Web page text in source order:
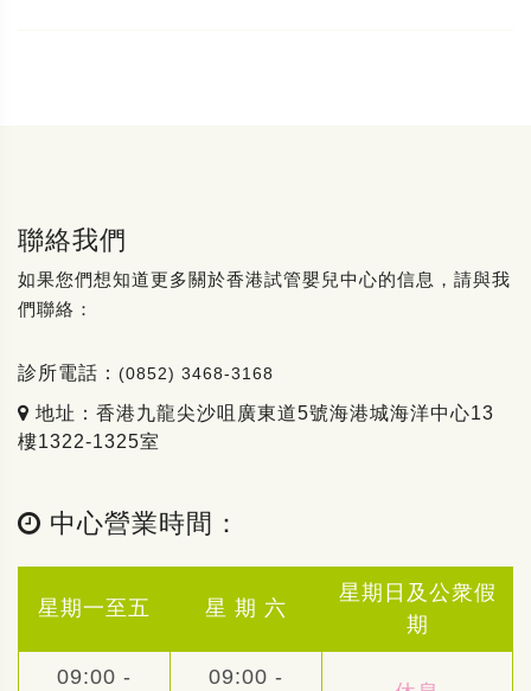
聯絡我們
如果您們想知道更多關於香港試管嬰兒中心的信息，請與我
們聯絡：
診所電話： (0852) 3468-3168
地址：香港九龍尖沙咀廣東道5號海港城海洋中心13
樓1322-1325室
中心營業時間：
星期一至五 星 期 六
星期日及公衆假
期
09:00 - 09:00 -